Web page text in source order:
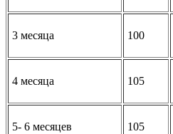
3 месяца 100
4 месяца 105
5- 6 месяцев 105